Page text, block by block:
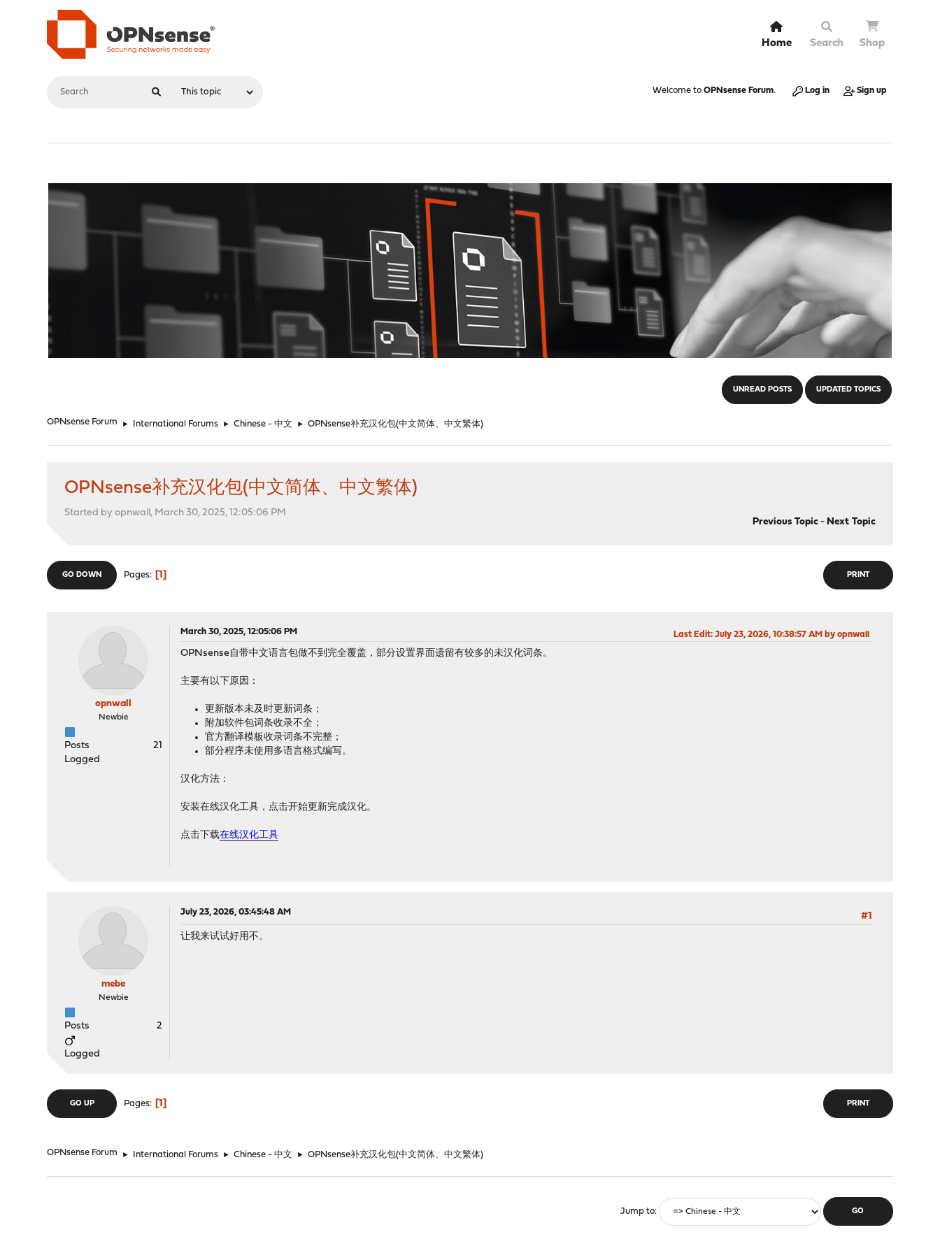
Home Search Shop
Welcome to OPNsense Forum. Log in Sign up
UNREAD POSTS UPDATED TOPICS
OPNsense Forum ► International Forums ► Chinese - 中文 ► OPNsense补充汉化包(中文简体、中文繁体)
OPNsense补充汉化包(中文简体、中文繁体)
Started by opnwall, March 30, 2025, 12:05:06 PM
Previous Topic- Next Topic
PRINT
GO DOWN Pages 1
opnwall
Newbie
Posts
21
Logged
March 30, 2025, 12:05:06 PM Last Edit: July 23, 2026, 10:38:57 AM by opnwall
OPNsense自带中文语言包做不到完全覆盖，部分设置界面遗留有较多的未汉化词条。
主要有以下原因：
更新版本未及时更新词条；
附加软件包词条收录不全；
官方翻译模板收录词条不完整；
部分程序未使用多语言格式编写。
汉化方法：
安装在线汉化工具，点击开始更新完成汉化。
点击下载在线汉化工具
mebe
Newbie
Posts 2
Logged
July 23, 2026, 03:45:48 AM
#1
让我来试试好用不。
PRINT
GO UP Pages 1
OPNsense Forum ► International Forums ► Chinese - 中文 ► OPNsense补充汉化包(中文简体、中文繁体)
Jump to